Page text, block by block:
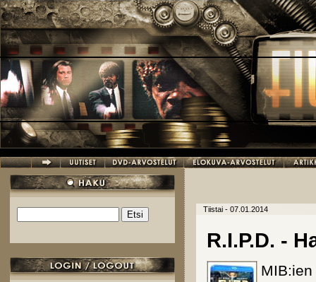
Hyppää pääsisältöön
Hakulomake
Tiistai - 07.01.2014
R.I.P.D. -